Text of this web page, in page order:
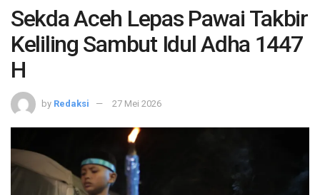
Sekda Aceh Lepas Pawai Takbir
Keliling Sambut Idul Adha 1447
H
by Redaksi 27 Mei 2026